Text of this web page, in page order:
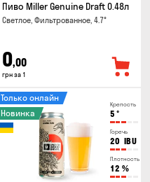
Пиво Miller Genuine Draft 0.48л
Светлое, Фильтрованное, 4.7°
0,00
грн за 1
Крепость
5 °
Горечь
20 IBU
Плотность
12 %
Только онлайн
Новинка